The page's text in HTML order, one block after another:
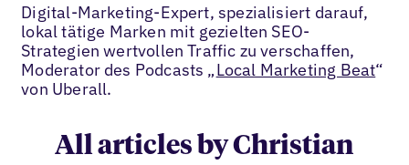
Digital-Marketing-Expert, spezialisiert darauf,
lokal tätige Marken mit gezielten SEO-
Strategien wertvollen Traffic zu verschaffen,
Moderator des Podcasts „Local Marketing Beat“
von Uberall.
All articles by Christian